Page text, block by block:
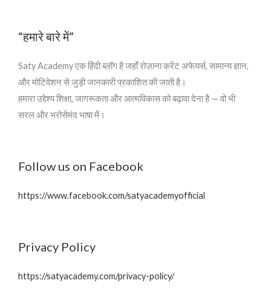
“हमारे बारे में”
Saty Academy एक हिंदी ब्लॉग है जहाँ रोज़ाना करेंट अफेयर्स, सामान्य ज्ञान,
और मोटिवेशन से जुड़ी जानकारी प्रकाशित की जाती है।
हमारा उद्देश्य शिक्षा, जागरूकता और आत्मविकास को बढ़ावा देना है — वो भी
सरल और भरोसेमंद भाषा में।
Follow us on Facebook
https://www.facebook.com/satyacademyofficial
Privacy Policy
https://satyacademy.com/privacy-policy/